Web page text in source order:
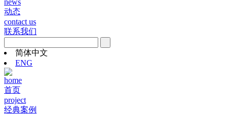
news
动态
contact us
联系我们
简体中文
ENG
home
首页
project
经典案例